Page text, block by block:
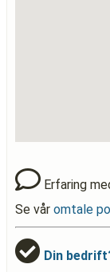
Erfaring
Se vår omtale
Din